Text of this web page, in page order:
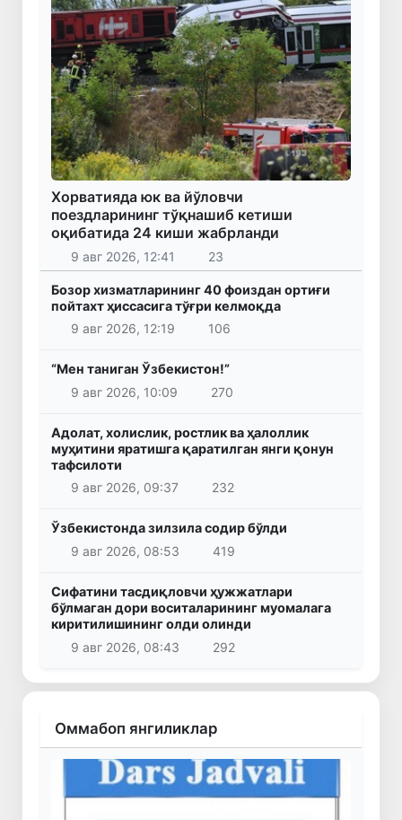
Хорватияда юк ва йўловчи
поездларининг тўқнашиб кетиши
оқибатида 24 киши жабрланди
9 авг 2026, 12:41 23
Бозор хизматларининг 40 фоиздан ортиғи
пойтахт ҳиссасига тўғри келмоқда
9 авг 2026, 12:19
106
“Мен таниган Ўзбекистон!”
9 авг 2026, 10:09
270
Адолат, холислик, ростлик ва ҳалоллик
муҳитини яратишга қаратилган янги қонун
тафсилоти
9 авг 2026, 09:37
232
Ўзбекистонда зилзила содир бўлди
9 авг 2026, 08:53
419
Сифатини тасдиқловчи ҳужжатлари
бўлмаган дори воситаларининг муомалага
киритилишининг олди олинди
9 авг 2026, 08:43
292
Оммабоп янгиликлар